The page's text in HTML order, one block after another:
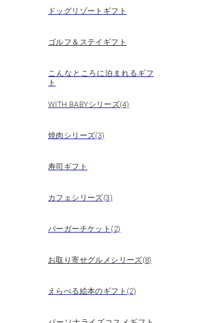
ドッグリゾートギフト
ゴルフ＆ステイギフト
こんなところに泊まれるギフ
ト
WITH BABYシリーズ(4)
焼肉シリーズ(3)
寿司ギフト
カフェシリーズ(3)
バーガーチケット(2)
お取り寄せグルメシリーズ(8)
えらべる絵本のギフト(2)